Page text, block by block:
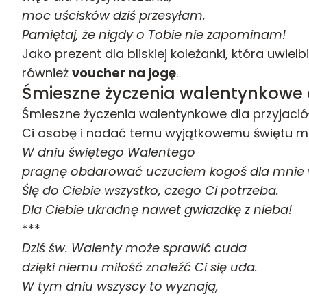
moc uścisków dziś przesyłam.
Pamiętaj, że nigdy o Tobie nie zapominam!
Jako prezent dla bliskiej koleżanki, która
również voucher na jogę.
Śmieszne życzenia
Śmieszne życzenia walentynkowe dla
Ci osobę i nadać temu wyjątkowemu świętu
W dniu świętego Walentego
pragnę obdarować uczuciem kogoś dla mnie
Ślę do Ciebie wszystko, czego Ci potrzeba.
Dla Ciebie ukradnę nawet gwiazdkę z nieba!
***
Dziś św. Walenty może sprawić cuda
dzięki niemu miłość znaleźć Ci się uda.
W tym dniu wszyscy to wyznają,